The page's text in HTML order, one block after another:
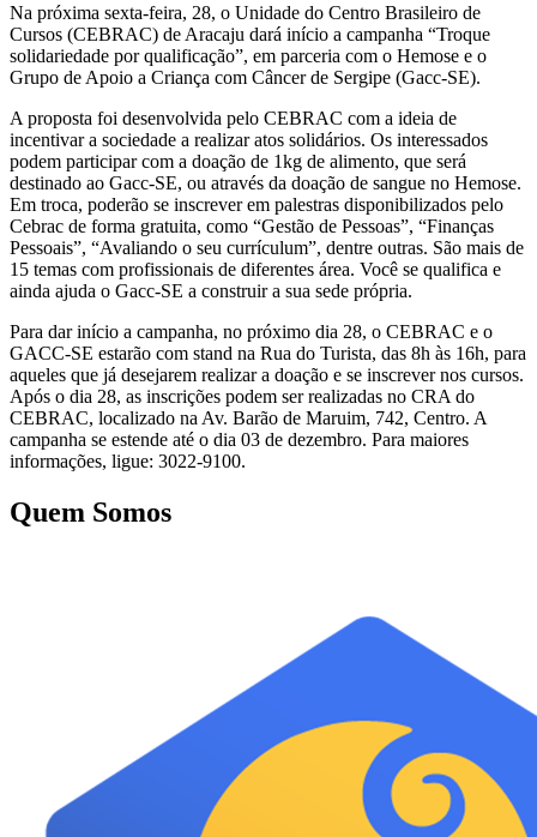
Na próxima sexta-feira, 28, o Unidade do Centro Brasileiro de
Cursos (CEBRAC) de Aracaju dará início a campanha “Troque
solidariedade por qualificação”, em parceria com o Hemose e o
Grupo de Apoio a Criança com Câncer de Sergipe (Gacc-SE).
A proposta foi desenvolvida pelo CEBRAC com a ideia de
incentivar a sociedade a realizar atos solidários. Os interessados
podem participar com a doação de 1kg de alimento, que será
destinado ao Gacc-SE, ou através da doação de sangue no Hemose.
Em troca, poderão se inscrever em palestras disponibilizados pelo
Cebrac de forma gratuita, como “Gestão de Pessoas”, “Finanças
Pessoais”, “Avaliando o seu currículum”, dentre outras. São mais de
15 temas com profissionais de diferentes área. Você se qualifica e
ainda ajuda o Gacc-SE a construir a sua sede própria.
Para dar início a campanha, no próximo dia 28, o CEBRAC e o
GACC-SE estarão com stand na Rua do Turista, das 8h às 16h, para
aqueles que já desejarem realizar a doação e se inscrever nos cursos.
Após o dia 28, as inscrições podem ser realizadas no CRA do
CEBRAC, localizado na Av. Barão de Maruim, 742, Centro. A
campanha se estende até o dia 03 de dezembro. Para maiores
informações, ligue: 3022-9100.
Quem Somos